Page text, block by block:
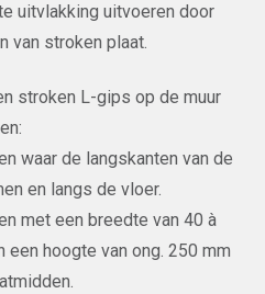
uitvlakking uitvoeren door
van stroken plaat.
stroken L-gips op de muur
waar de langskanten van de
en langs de vloer.
met een breedte van 40 à
een hoogte van ong. 250 mm